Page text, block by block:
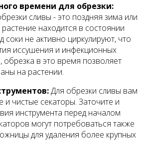
времени для обрезки:
сливы - это поздняя зима или
находится в состоянии
соки не активно циркулируют, что
иссушения и инфекционных
обрезка в это время позволяет
на растении.
Для обрезки сливы вам
и чистые секаторы. Заточите и
инструмента перед началом
могут потребоваться также
для удаления более крупных